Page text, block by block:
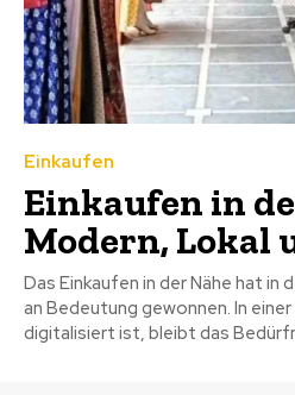
Einkaufen
Einkaufen in
Modern, Lokal
Das Einkaufen in der Nähe hat in
an Bedeutung gewonnen. In
digitalisiert ist, bleibt das